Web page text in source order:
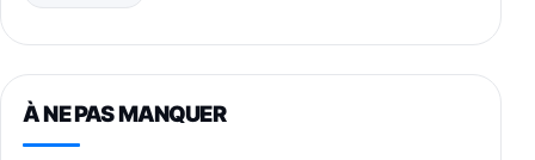
À NE PAS MANQUER